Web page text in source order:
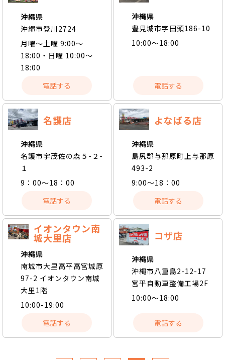
沖縄県
沖縄市登川2724
月曜〜土曜 9:00〜
18:00・日曜 10:00〜
18:00
電話する
沖縄県
豊見城市字田頭186-10
10:00～18:00
電話する
名護店
沖縄県
名護市宇茂佐の森５-２-
１
9：00～18：00
電話する
よなばる店
沖縄県
島尻郡与那原町上与那原
493-2
9:00～18：00
電話する
イオンタウン南
城大里店
沖縄県
南城市大里高平高宮城原
97-2 イオンタウン南城
大里1階
10:00-19:00
電話する
コザ店
沖縄県
沖縄市八重島2-12-17
宮平自動車整備工場2F
10:00～18:00
電話する